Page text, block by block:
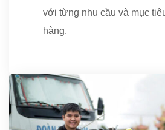
với từng nhu cầu và mục
hàng.